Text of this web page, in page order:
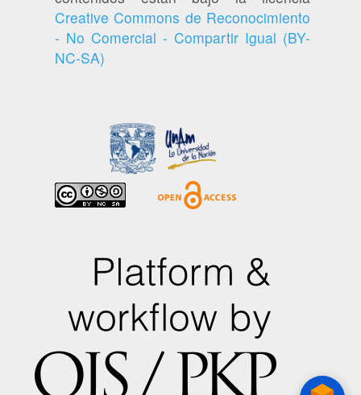
Creative Commons de Reconocimiento
- No Comercial - Compartir Igual (BY-
NC-SA)